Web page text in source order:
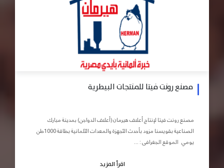
مصنع رونت فيتا للمنتجات البيطرية
مصنع رونت فيتا لإنتاج أعلاف هيرمان (أعلاف الدواجن) بمدينة مبارك
الصناعية بقويسنا مزود بأحدث الأجهزة والمعدات الآلمانية بطاقة 1000طن
يومي الموقع الجغرافى : ...
اقرأ المزيد